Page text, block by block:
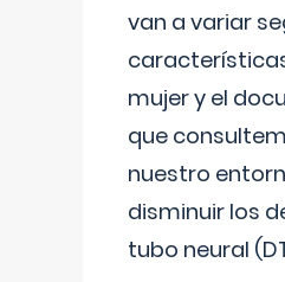
van a variar
mujer y el
que
nuestro
disminuir los
tubo neural